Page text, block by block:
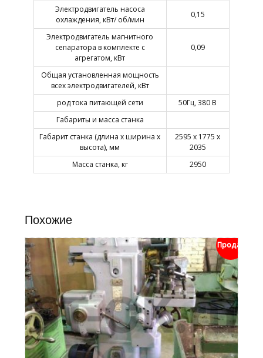
Электродвигатель насоса
охлаждения, кВт/ об/мин
0,15
Электродвигатель магнитного
сепаратора в комплекте с
агрегатом, кВт
0,09
Общая установленная мощность
всех электродвигателей, кВт
род тока питающей сети
50Гц, 380 В
Габариты и масса станка
Габарит станка (длина х ширина х
высота), мм
2595 х 1775 х
2035
Масса станка, кг
2950
Похожие
Продан